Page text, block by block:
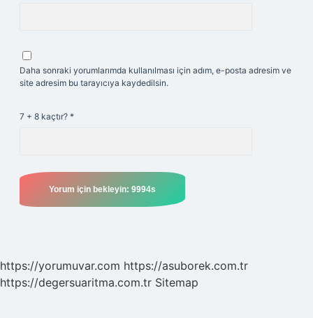
Daha sonraki yorumlarımda kullanılması için adım, e-posta adresim ve
site adresim bu tarayıcıya kaydedilsin.
7 + 8 kaçtır? *
https://yorumuvar.com https://asuborek.com.tr
https://degersuaritma.com.tr Sitemap